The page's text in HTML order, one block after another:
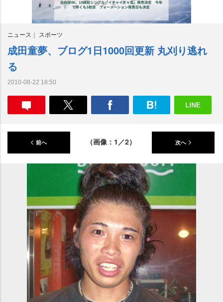
M
ニュース スポーツ
成田童夢、ブログ1日1000回更新 丸刈り逃れ
る
2010-08-22 18:50
前へ （画像：1／2） 次へ